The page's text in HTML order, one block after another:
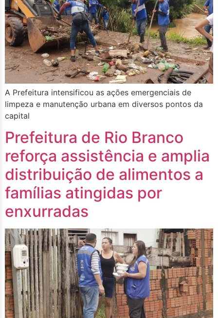
A Prefeitura intensificou as ações emergenciais de
limpeza e manutenção urbana em diversos pontos da
capital
Prefeitura de Rio Branco
reforça assistência e amplia
distribuição de alimentos a
famílias atingidas por
enxurradas